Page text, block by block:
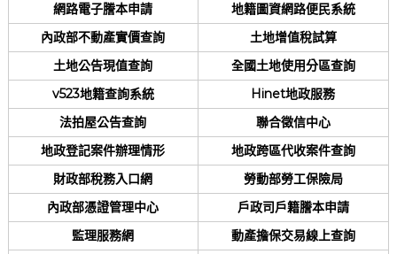
網路電子謄本申請
地籍圖資網路便民系統
內政部不動產實價查詢
土地增值稅試算
土地公告現值查詢
全國土地使用分區查詢
v523地籍查詢系統
Hinet地政服務
法拍屋公告查詢
聯合徵信中心
地政登記案件辦理情形
地政跨區代收案件查詢
財政部稅務入口網
勞動部勞工保險局
內政部憑證管理中心
戶政司戶籍謄本申請
監理服務網
動產擔保交易線上查詢